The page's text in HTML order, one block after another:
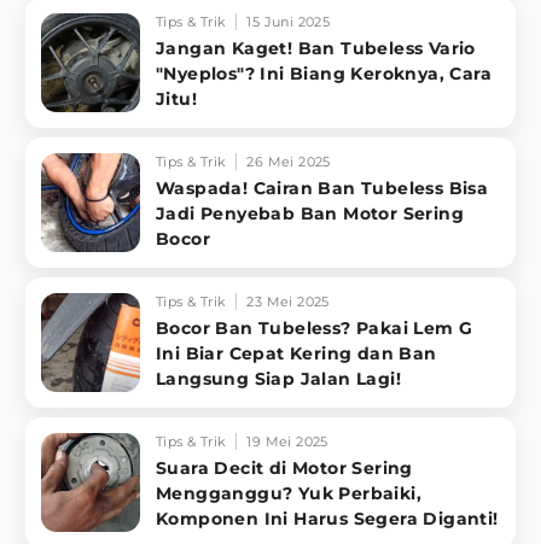
Tips & Trik 15 Juni 2025
Jangan Kaget! Ban Tubeless Vario
"Nyeplos"? Ini Biang Keroknya, Cara
Jitu!
Tips & Trik 26 Mei 2025
Waspada! Cairan Ban Tubeless Bisa
Jadi Penyebab Ban Motor Sering
Bocor
Tips & Trik 23 Mei 2025
Bocor Ban Tubeless? Pakai Lem G
Ini Biar Cepat Kering dan Ban
Langsung Siap Jalan Lagi!
Tips & Trik 19 Mei 2025
Suara Decit di Motor Sering
Mengganggu? Yuk Perbaiki,
Komponen Ini Harus Segera Diganti!